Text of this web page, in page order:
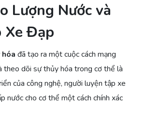
Lượng Nước và
Xe Đạp
đã tạo ra một cuộc cách mạng
theo dõi sự thủy hóa trong cơ thể là
của công nghệ, người luyện tập xe
nước cho cơ thể một cách chính xác